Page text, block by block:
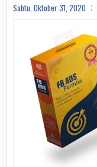
Sabtu, Oktober 31, 2020